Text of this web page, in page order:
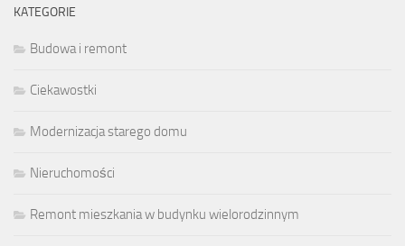
KATEGORIE
Budowa i remont
Ciekawostki
Modernizacja starego domu
Nieruchomości
Remont mieszkania w budynku wielorodzinnym